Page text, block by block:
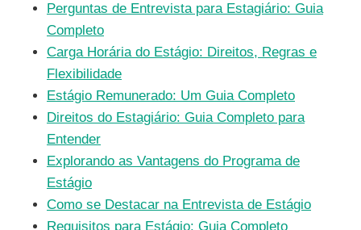
Perguntas de Entrevista para Estagiário: Guia
Completo
Carga Horária do Estágio: Direitos, Regras e
Flexibilidade
Estágio Remunerado: Um Guia Completo
Direitos do Estagiário: Guia Completo para
Entender
Explorando as Vantagens do Programa de
Estágio
Como se Destacar na Entrevista de Estágio
Requisitos para Estágio: Guia Completo